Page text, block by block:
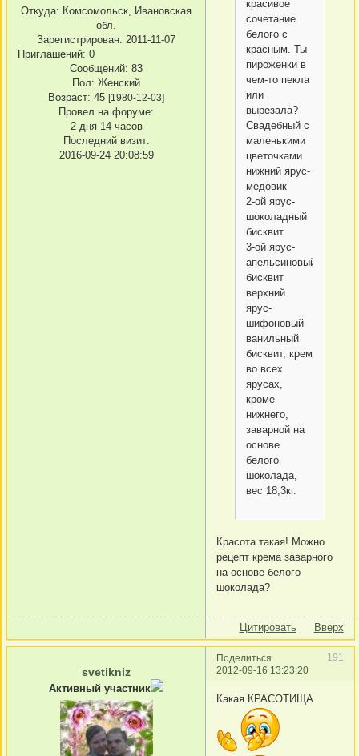
Откуда: Комсомольск, Ивановская
обл.
Зарегистрирован: 2011-11-07
Приглашений: 0
Сообщений: 83
Пол: Женский
Возраст: 45 [1980-12-03]
Провел на форуме:
2 дня 14 часов
Последний визит:
2016-09-24 20:08:59
красивое
сочетание
белого с
красным. Ты
пироженки в
чем-то пекла
или
вырезала?
Свадебный с
маленькими
цветочками
нижний ярус-
медовик
2-ой ярус-
шоколадный
бисквит
3-ой ярус-
апельсиновый
бисквит
верхний
ярус-
шифоновый
ванильный
бисквит, крем
во всех
ярусах,
кроме
нижнего,
заварной на
основе
белого
шоколада,
вес 18,3кг.
Красота такая! Можно
рецепт крема заварного
на основе белого
шоколада?
Цитировать Вверх
Поделиться
191
2012-09-16 13:23:20
svetikniz
Активный участник
Какая КРАСОТИЩА